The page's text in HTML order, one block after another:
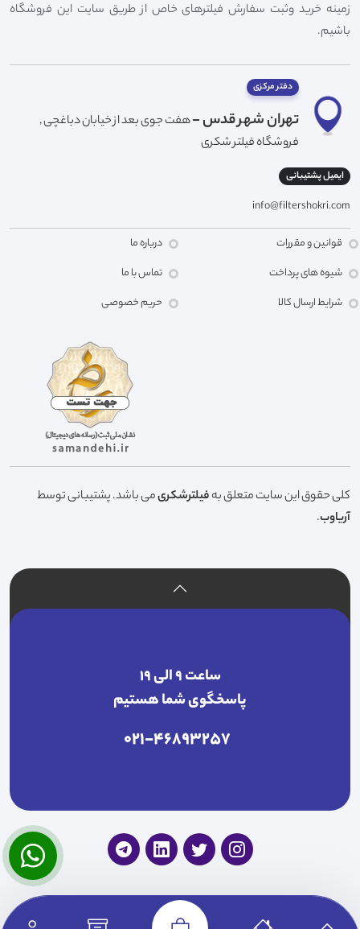
زمینه خرید وثبت سفارش فیلترهای خاص از طریق سایت این فروشگاه
باشیم.
دفتر مرکزی
تهران شهر قدس -هفت جوی بعد از خیابان دباغچی ,
فروشگاه فیلتر شکری
ایمیل پشتیبانی
info@filtershokri.com
قوانین و مقررات
شیوه های پرداخت
شرایط ارسال کالا
درباره ما
تماس با ما
حریم خصوصی
کلی حقوق این سایت متعلق بهفیلترشکریمی باشد. پشتیبانی توسط
آریاوب.
ساعت ۹ الی ۱۹
پاسخگوی شما هستیم
021-46893257